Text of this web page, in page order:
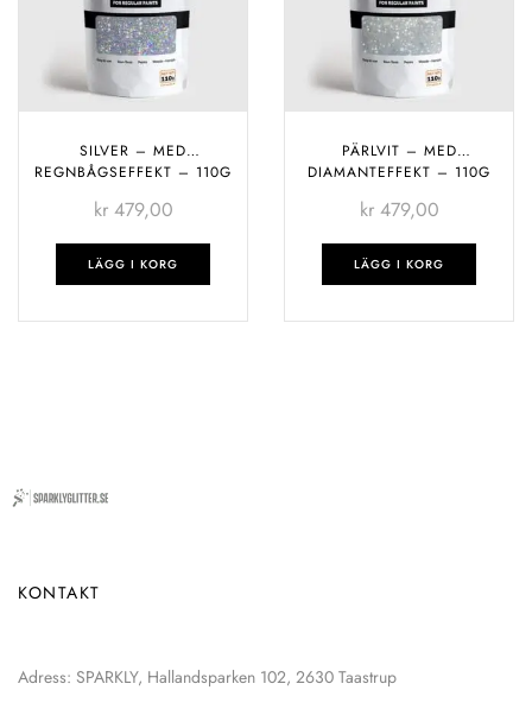
SILVER – MED
REGNBÅGSEFFEKT – 110G
kr479,00
LÄGG I KORG
PÄRLVIT – MED
DIAMANTEFFEKT – 110G
kr479,00
LÄGG I KORG
KONTAKT
Adress: SPARKLY, Hallandsparken 102, 2630 Taastrup